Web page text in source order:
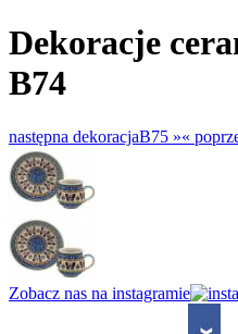
Dekoracje
B74
następna dekoracjaB75 »«
Zobacz nas na instagramie